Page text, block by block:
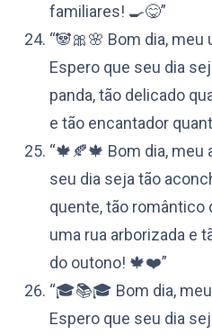
familiares! 🍳😋”
“🐼🎀🌸 Bom dia,
Espero que seu dia
panda, tão delicado
e tão encantador
“🍁🍂🍁 Bom dia,
seu dia seja tão
quente, tão romântico
uma rua arborizada e
do outono! 🍁❤️”
“🎓📚🎓 Bom dia,
Espero que seu dia